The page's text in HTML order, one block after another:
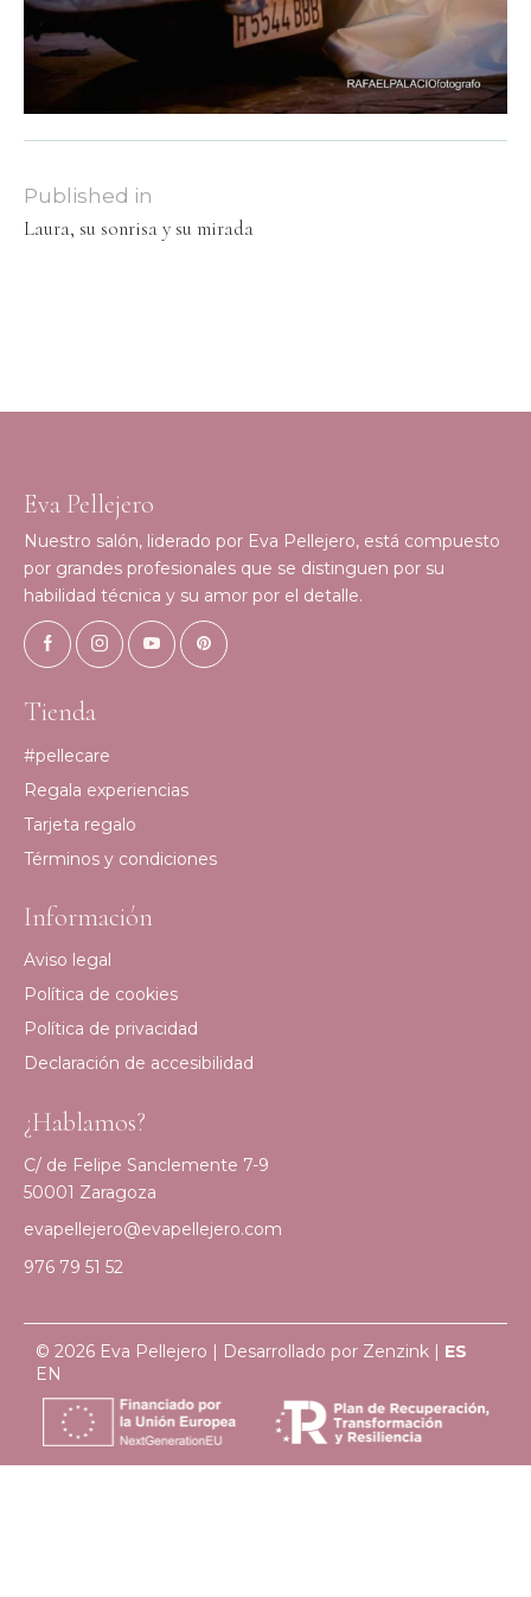
Published in
Laura, su sonrisa y su mirada
Eva Pellejero
Nuestro salón, liderado por Eva Pellejero, está compuesto
por grandes profesionales que se distinguen por su
habilidad técnica y su amor por el detalle.
Tienda
#pellecare
Regala experiencias
Tarjeta regalo
Términos y condiciones
Información
Aviso legal
Política de cookies
Política de privacidad
Declaración de accesibilidad
¿Hablamos?
C/ de Felipe Sanclemente 7-9
50001 Zaragoza
evapellejero@evapellejero.com
976 79 51 52
© 2026 Eva Pellejero | Desarrollado por Zenzink | ES
EN